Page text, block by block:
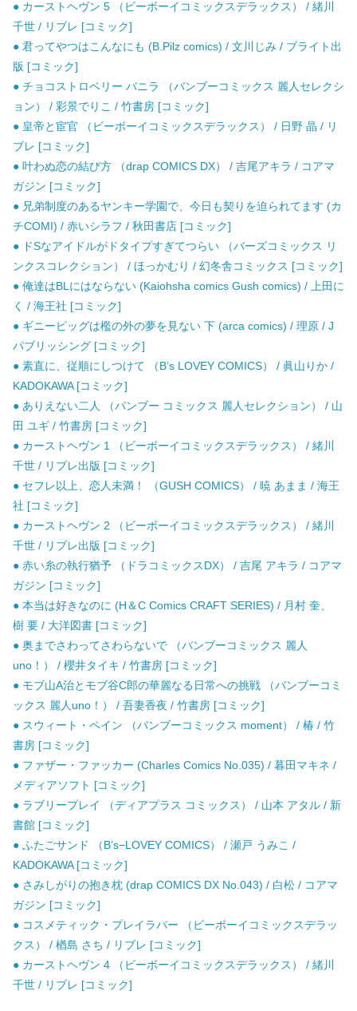
● カーストヘヴン 5 （ビーボーイコミックスデラックス） / 緒川
千世 / リブレ [コミック]
● 君ってやつはこんなにも (B.Pilz comics) / 文川じみ / ブライト出
版 [コミック]
● チョコストロベリー バニラ （バンブーコミックス 麗人セレクシ
ョン） / 彩景でりこ / 竹書房 [コミック]
● 皇帝と宦官 （ビーボーイコミックスデラックス） / 日野 晶 / リ
ブレ [コミック]
● 叶わぬ恋の結び方 （drap COMICS DX） / 吉尾アキラ / コアマ
ガジン [コミック]
● 兄弟制度のあるヤンキー学園で、今日も契りを迫られてます (カ
チCOMI) / 赤いシラフ / 秋田書店 [コミック]
● ドSなアイドルがドタイプすぎてつらい （バーズコミックス リ
ンクスコレクション） / ほっかむり / 幻冬舎コミックス [コミック]
● 俺達はBLにはならない (Kaiohsha comics Gush comics) / 上田に
く / 海王社 [コミック]
● ギニーピッグは檻の外の夢を見ない 下 (arca comics) / 理原 / J
パブリッシング [コミック]
● 素直に、従順にしつけて （B’s LOVEY COMICS） / 眞山りか /
KADOKAWA [コミック]
● ありえない二人 （バンブー コミックス 麗人セレクション） / 山
田 ユギ / 竹書房 [コミック]
● カーストヘヴン 1 （ビーボーイコミックスデラックス） / 緒川
千世 / リブレ出版 [コミック]
● セフレ以上、恋人未満！ （GUSH COMICS） / 暁 あまま / 海王
社 [コミック]
● カーストヘヴン 2 （ビーボーイコミックスデラックス） / 緒川
千世 / リブレ出版 [コミック]
● 赤い糸の執行猶予 （ドラコミックスDX） / 吉尾 アキラ / コアマ
ガジン [コミック]
● 本当は好きなのに (H＆C Comics CRAFT SERIES) / 月村 奎、
樹 要 / 大洋図書 [コミック]
● 奥までさわってさわらないで （バンブーコミックス 麗人
uno！） / 櫻井タイキ / 竹書房 [コミック]
● モブ山A治とモブ谷C郎の華麗なる日常への挑戦 （バンブーコミ
ックス 麗人uno！） / 吾妻香夜 / 竹書房 [コミック]
● スウィート・ペイン （バンブーコミックス moment） / 椿 / 竹
書房 [コミック]
● ファザー・ファッカー (Charles Comics No.035) / 暮田マキネ /
メディアソフト [コミック]
● ラブリープレイ （ディアプラス コミックス） / 山本 アタル / 新
書館 [コミック]
● ふたごサンド （B’s−LOVEY COMICS） / 瀬戸 うみこ /
KADOKAWA [コミック]
● さみしがりの抱き枕 (drap COMICS DX No.043) / 白松 / コアマ
ガジン [コミック]
● コスメティック・プレイラバー （ビーボーイコミックスデラッ
クス） / 楢島 さち / リブレ [コミック]
● カーストヘヴン 4 （ビーボーイコミックスデラックス） / 緒川
千世 / リブレ [コミック]